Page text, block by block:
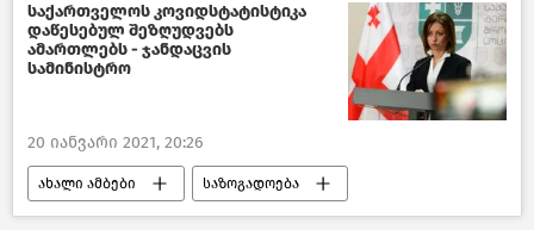
საქართველოს კოვიდსტატისტიკა
დაწესებულ შეზღუდვებს
ამართლებს - ჯანდაცვის
სამინისტრო
20 იანვარი 2021, 20:26
ახალი ამბები საზოგადოება
საქართველო